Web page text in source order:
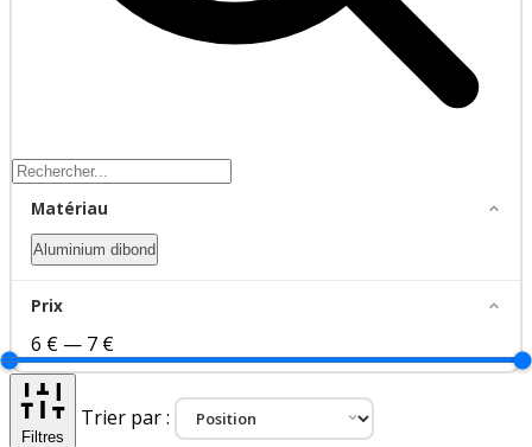
Matériau
Aluminium dibond
Prix
6 € — 7 €
Filtres
Trier par :